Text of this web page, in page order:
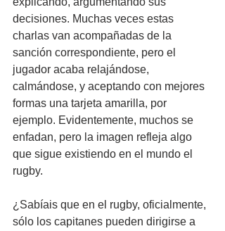
decisiones. Muchas veces estas
charlas van acompañadas de la
sanción correspondiente, pero el
jugador acaba relajándose,
calmándose, y aceptando con mejores
formas una tarjeta amarilla, por
ejemplo. Evidentemente, muchos se
enfadan, pero la imagen refleja algo
que sigue existiendo en el mundo el
rugby.
¿Sabíais que en el rugby, oficialmente,
sólo los capitanes pueden dirigirse a